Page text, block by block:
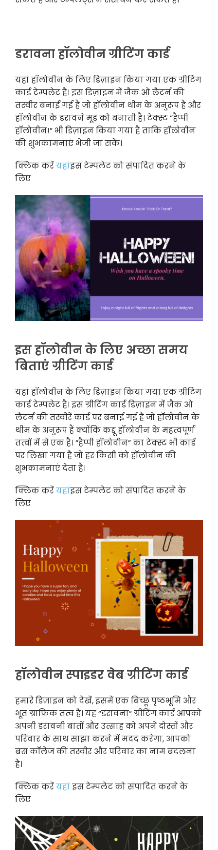
डरावना हॉलोवीन ग्रीटिंग कार्ड
यहां हॉलोवीन के लिए डिज़ाइन किया गया एक ग्रीटिंग
कार्ड टेम्पलेट है। इस डिज़ाइन में जैक ओ लैंटर्न की
तस्वीर बनाई गई है जो हॉलोवीन थीम के अनुरूप है और
हॉलोवीन के डरावने मूड को बनाती है। टेक्स्ट “हैप्पी
हॉलोवीन!” भी डिज़ाइन किया गया है ताकि हॉलोवीन
की शुभकामनाएं भेजी जा सकें।
क्लिक करेंयहांइस टेम्पलेट को संपादित करने के
लिए
इस हॉलोवीन के लिए अच्छा समय
बिताएं ग्रीटिंग कार्ड
यहां हॉलोवीन के लिए डिज़ाइन किया गया एक ग्रीटिंग
कार्ड टेम्पलेट है। इस ग्रीटिंग कार्ड डिज़ाइन में जैक ओ
लैंटर्न की तस्वीरें कार्ड पर बनाई गई हैं जो हॉलोवीन के
थीम के अनुरूप हैं क्योंकि कद्दू हॉलोवीन के महत्वपूर्ण
तत्वों में से एक है। “हैप्पी हॉलोवीन” का टेक्स्ट भी कार्ड
पर लिखा गया है जो हर किसी को हॉलोवीन की
शुभकामनाएं देता है।
क्लिक करेंयहांइस टेम्पलेट को संपादित करने के
लिए
हॉलोवीन स्पाइडर वेब ग्रीटिंग कार्ड
हमारे डिज़ाइन को देखें, इसमें एक बिच्छू पृष्ठभूमि और
भूत ग्राफिक तत्व है। यह “डरावना” ग्रीटिंग कार्ड आपको
अपनी डरावनी बातों और उत्साह को अपने दोस्तों और
परिवार के साथ साझा करने में मदद करेगा, आपको
बस कॉलेज की तस्वीर और परिवार का नाम बदलना
है।
क्लिक करेंयहांइस टेम्पलेट को संपादित करने के
लिए